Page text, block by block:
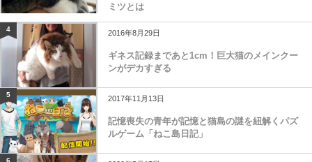
ミツとは
4 2016年8月29日
ギネス記録まであと1cm！巨大猫のメインクー
ンがデカすぎる
5 2017年11月13日
記憶喪失の青年が記憶と猫島の謎を紐解くパズ
ルゲーム「ねこ島日記」
6